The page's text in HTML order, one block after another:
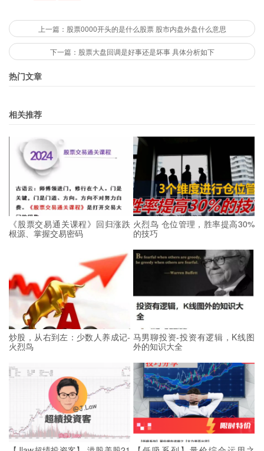
上一篇：股票0000开头的是什么股票 股市内盘外盘什么意思
下一篇：股票大盘回调是好事还是坏事 具体分析如下
热门文章
相关推荐
《股票交易通关课程》回归涨跌
根源、掌握交易密码
火烈鸟 仓位管理，胜率提高30%
的技巧
炒股，从右到左：少数人养成记-
火烈鸟
马男聊投资-投资有逻辑，K线图
外的知识大全